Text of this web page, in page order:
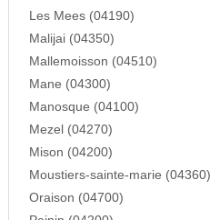
Les Mees (04190)
Malijai (04350)
Mallemoisson (04510)
Mane (04300)
Manosque (04100)
Mezel (04270)
Mison (04200)
Moustiers-sainte-marie (04360)
Oraison (04700)